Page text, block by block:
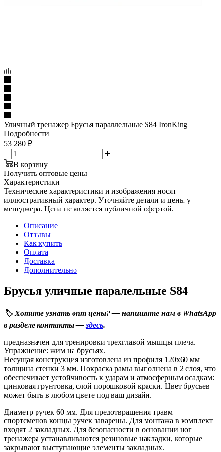
Уличный тренажер Брусья параллельные S84 IronKing
Подробности
53 280 ₽
В корзину
Получить оптовые цены
Характеристики
Технические характеристики и изображения носят
иллюстративный характер. Уточняйте детали и цены у
менеджера. Цена не является публичной офертой.
Описание
Отзывы
Как купить
Оплата
Доставка
Дополнительно
Брусья уличные паралельные S84
🏷️ Хотите узнать опт цены? — напишите нам в WhatsApp
в разделе контакты — здесь.
предназначен для тренировки трехглавой мышцы плеча.
Упражнение: жим на брусьях.
Несущая конструкция изготовлена из профиля 120х60 мм
толщина стенки 3 мм. Покраска рамы выполнена в 2 слоя, что
обеспечивает устойчивость к ударам и атмосферным осадкам:
цинковая грунтовка, слой порошковой краски. Цвет брусьев
может быть в любом цвете под ваш дизайн.
Диаметр ручек 60 мм. Для предотвращения травм
спортсменов концы ручек заварены. Для монтажа в комплект
входят 2 закладных. Для безопасности в основании ног
тренажера устанавливаются резиновые накладки, которые
закрывают выступающие элементы закладных.